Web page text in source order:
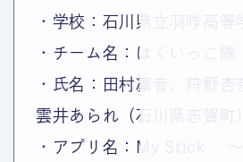
・学校：石川県立羽咋高等
・チーム名：はくいっこ隊
・氏名：田村凛音、狩野杏
雲井あられ（石川県志賀町
・アプリ名：My Stick 〜